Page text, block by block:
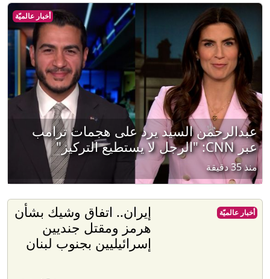
أخبار عالميّة
عبدالرحمن السيد يرد على هجمات ترامب
عبر CNN: "الرجل لا يستطيع التركيز"
منذ 35 دقيقة
إيران.. اتفاق وشيك بشأن
هرمز ومقتل جنديين
إسرائيليين بجنوب لبنان
أخبار عالميّة